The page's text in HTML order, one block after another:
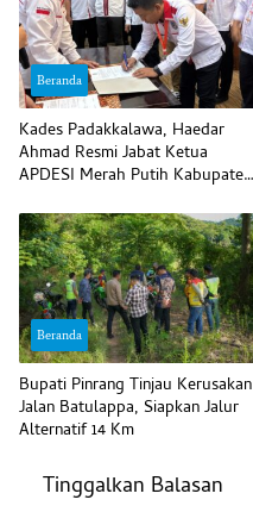
Beranda
Kades Padakkalawa, Haedar
Ahmad Resmi Jabat Ketua
APDESI Merah Putih Kabupaten
Beranda
Bupati Pinrang Tinjau Kerusakan
Jalan Batulappa, Siapkan Jalur
Alternatif 14 Km
Tinggalkan Balasan